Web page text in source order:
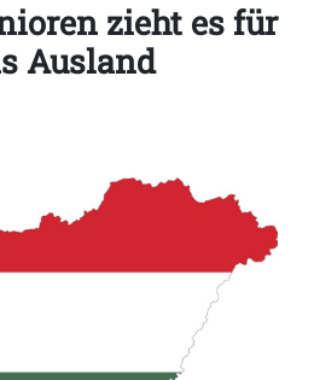
zieht es für
Ausland